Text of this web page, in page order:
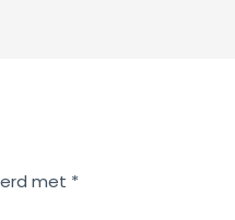
met *